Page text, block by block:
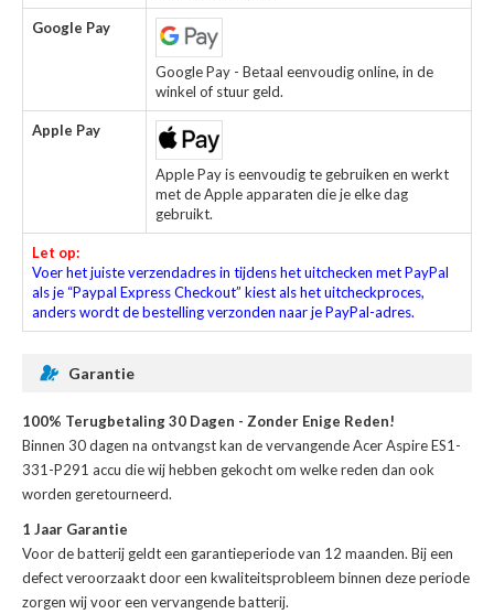
Google Pay
Google Pay - Betaal eenvoudig online, in de
winkel of stuur geld.
Apple Pay
Apple Pay is eenvoudig te gebruiken en werkt
met de Apple apparaten die je elke dag
gebruikt.
Let op:
Voer het juiste verzendadres in tijdens het uitchecken met PayPal
als je “Paypal Express Checkout” kiest als het uitcheckproces,
anders wordt de bestelling verzonden naar je PayPal-adres.
Garantie
100% Terugbetaling 30 Dagen - Zonder Enige Reden!
Binnen 30 dagen na ontvangst kan devervangende Acer Aspire ES1-
331-P291 accu die wij hebben gekocht om welke reden dan ook
worden geretourneerd.
1 Jaar Garantie
Voor debatterij geldt een garantieperiode van 12 maanden. Bij een
defect veroorzaakt door een kwaliteitsprobleem binnen deze periode
zorgen wij voor een vervangende batterij.